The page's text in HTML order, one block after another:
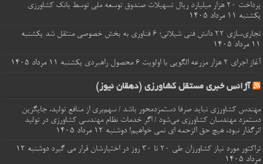
پرداخت ۲۰ هزار میلیارد ریال تسهیلات صندوق توسعه ملی توسط بانک کشاورزی
یکشنبه ۱۱ مرداد ۱۴۰۵
تجاری‌سازی ۲۲ دانش فنی شیلاتی؛ ۶ فناوری به بخش خصوصی منتقل شد
یکشنبه
۱۱ مرداد ۱۴۰۵
آغاز اجرای ۲ هزار مزرعه الگویی با اولویت ۶ محصول راهبردی
یکشنبه ۱۱ مرداد ۱۴۰۵
آژانس خبری مستقل کشاورزی (دهقان نیوز)
مهندس کشاورزی نباید صرفا دستمزدمحور باشد / سهم‌بری از منافع تولید، جایگزین
دستمزد مهندسان کشاورزی می‌شود / اگر خدمات نظام مهندسی کشاورزی در تولید
اثرگذار نبود، هیچ حق الزحمه ای نمی خواهیم! دوشنبه ۱۲ مرداد ۱۴۰۵
تراکتور مورد نیاز کشاورزان طی ۲۰ تا ۳۰ روز در اختیارشان قرار می گیرد
دوشنبه ۱۲
مرداد ۱۴۰۵